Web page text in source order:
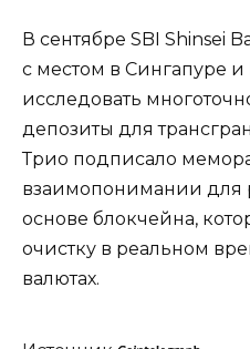
В сентябре SBI Shinsei
с местом в Сингапуре
исследовать
депозиты для
Трио подписало
взаимопонимании для
основе блокчейна,
очистку в реальном
валютах.